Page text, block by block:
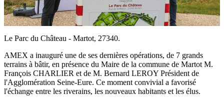
Le Parc du Château - Martot, 27340.
AMEX a inauguré une de ses dernières opérations, de 7 grands
terrains à bâtir, en présence du Maire de la commune de Martot M.
François CHARLIER et de M. Bernard LEROY Président de
l'Agglomération Seine-Eure. Ce moment convivial a favorisé
l'échange entre les riverains, les nouveaux habitants et les élus.